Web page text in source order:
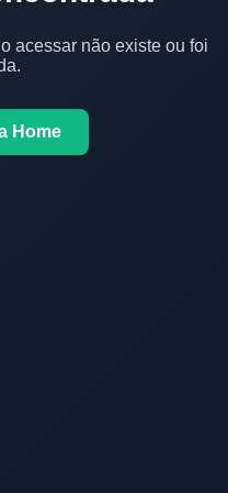
acessar não existe ou foi
Home